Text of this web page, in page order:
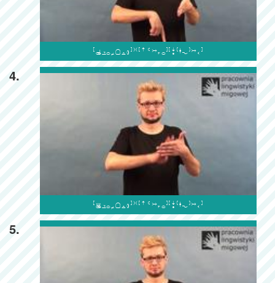

4.

5.